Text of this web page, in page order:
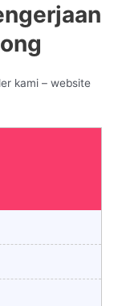
kami – website